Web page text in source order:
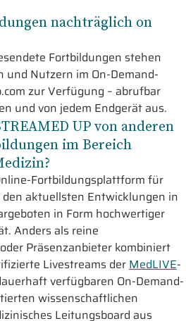
nachträglich on
Fortbildungen stehen
Nutzern im On-Demand-
zur Verfügung – abrufbar
und von jedem Endgerät aus.
UP von anderen
im Bereich
Fortbildungsplattform für
aktuellsten Entwicklungen in
in Form hochwertiger
Anders als reine
Präsenzanbieter kombiniert
Livestreams derMedLIVE-
verfügbaren On-Demand-
wissenschaftlichen
Leitungsboard aus